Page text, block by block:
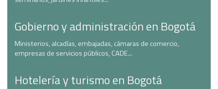
Gobierno y administración en Bogotá
Ministerios, alcadías, embajadas, cámaras de comercio,
empresas de servicios públicos, CADE...
Hotelería y turismo en Bogotá